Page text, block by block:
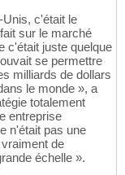
c'était le
sur le marché
c'était juste quelque
se permettre
milliards de dollars
le monde », a
totalement
entreprise
n'était pas une
de
échelle ».